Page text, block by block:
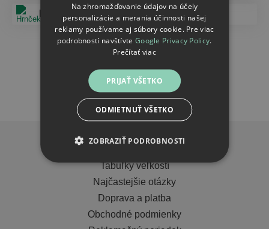
Vianoce
Veľká noc
Dôležité info
Tabuľky veľkostí
Najčastejšie otázky
Doprava a platba
Obchodné podmienky
Na zhromažďovanie údajov na účely
personalizácie a merania účinnosti našej
reklamy používame aj súbory cookie. Pre viac
podrobností navštívte Google Privacy Policy.
Prečítať viac
PRIJAŤ VŠETKO
ODMIETNUŤ VŠETKO
ZOBRAZIŤ PODROBNOSTI